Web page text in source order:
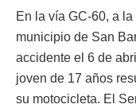
En la vía GC-60, a
municipio de San
accidente el 6 de
joven de 17 años
su motocicleta. El